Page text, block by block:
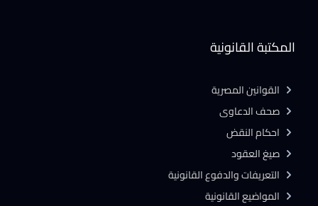
المكتبة القانونية
القوانين المصرية
صحف الدعاوى
احكام النقض
صيغ العقود
التعريفات والدفوع القانونية
المواضيع القانونية